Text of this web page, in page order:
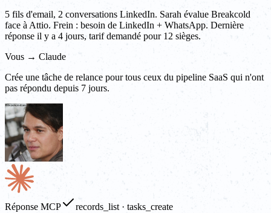
5 fils d'email, 2 conversations LinkedIn. Sarah évalue Breakcold
face à Attio. Frein : besoin de LinkedIn + WhatsApp. Dernière
réponse il y a 4 jours, tarif demandé pour 12 sièges.
Vous → Claude
Crée une tâche de relance pour tous ceux du pipeline SaaS qui n'ont
pas répondu depuis 7 jours.
Réponse MCP
records_list · tasks_create